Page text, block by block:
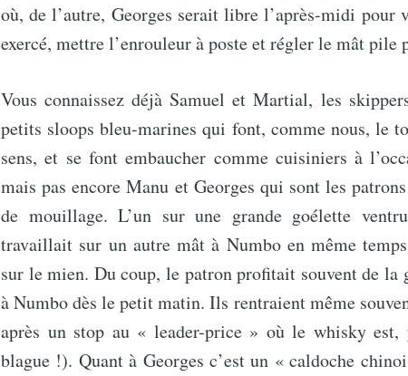
où, de l’autre, Georges serait libre l’après-midi
exercé, mettre l’enrouleur à poste et régler le mât
Vous connaissez déjà Samuel et Martial, les
petits sloops bleu-marines qui font, comme nous, le
sens, et se font embaucher comme cuisiniers à
mais pas encore Manu et Georges qui sont les
de mouillage. L’un sur une grande goélette
travaillait sur un autre mât à Numbo en même
sur le mien. Du coup, le patron profitait souvent de la
à Numbo dès le petit matin. Ils rentraient même
après un stop au « leader-price » où le whisky
blague !). Quant à Georges c’est un « caldoche